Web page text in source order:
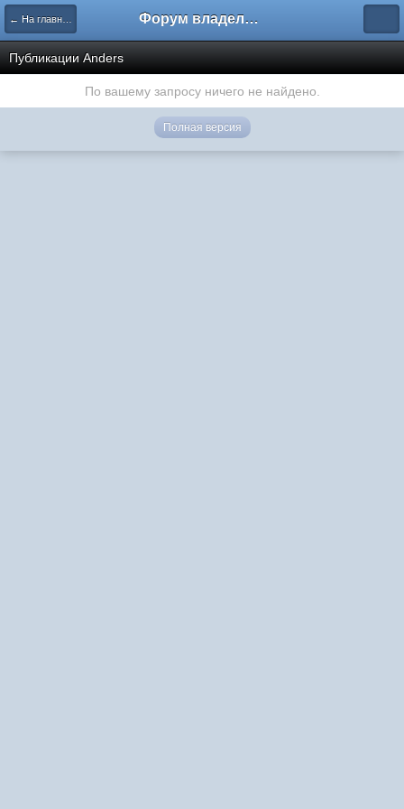
← На главную Форум владельцев интернет-магазинов
Публикации Anders
По вашему запросу ничего не найдено.
Полная версия